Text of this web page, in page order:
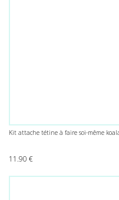
Kit attache tétine à faire soi-même
11.90 €